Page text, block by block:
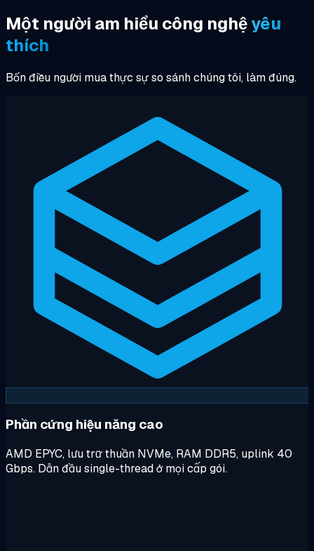
Một người am hiểu công nghệyêu
thích
Bốn điều người mua thực sự so sánh chúng tôi, làm đúng.
Phần cứng hiệu năng cao
AMD EPYC, lưu trữ thuần NVMe, RAM DDR5, uplink 40
Gbps. Dẫn đầu single-thread ở mọi cấp gói.